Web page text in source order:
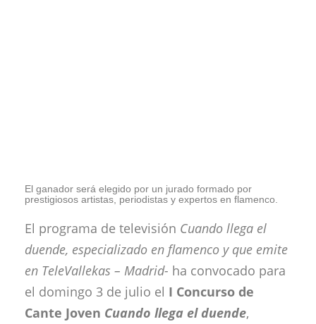
El ganador será elegido por un jurado formado por
prestigiosos artistas, periodistas y expertos en flamenco.
El programa de televisión Cuando llega el
duende, especializado en flamenco y que emite
en TeleVallekas – Madrid- ha convocado para
el domingo 3 de julio el I Concurso de
Cante Joven Cuando llega el duende,